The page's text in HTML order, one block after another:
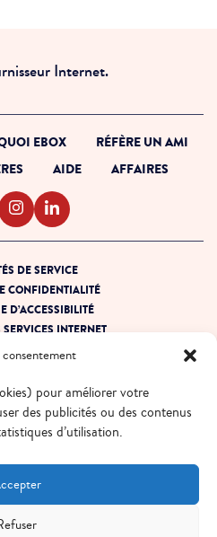
pour améliorer votre
des publicités ou des contenus
d’utilisation.
Internet.
EBOX
RÉFÈRE UN AMI
AIDE AFFAIRES
DE SERVICE
CONFIDENTIALITÉ
D’ACCESSIBILITÉ
INTERNET
LA PANNE
droits réservés.
ONTARIO - FRONTARIO - EN